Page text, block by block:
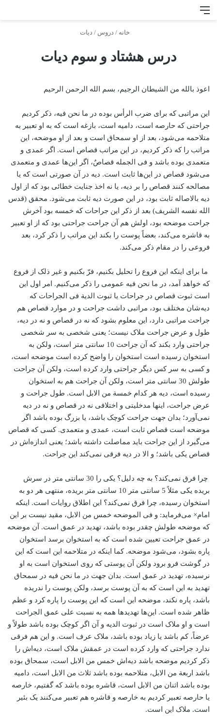
منو
خانه / دروس / دیات
درس هشتاد و سوم دیات
اعوذ بالله من الشیطان الرجیم، بسم الله الرحمن الرحیم
این مراتبی که برای ضرب الرأس بوده در ما نحن فیه، ذکر کردیم
جراحتی که حارصه است، دامیه است، بازغه است که به او تعبیر به
متلاحمه می‌شود، بعد از او سمحاق است و بعد از او موضحه، این
مراتب را که ذکر کردیم، در این مراتب قصاص است. اگر عمدی و
متعمدی بوده باشد و فی الجمله قصاصٌ، اگر این‌ها عمدی و متعمدی
می‌شود قصاص در این‌ها ثابت است. دیه در آن صورتی است که یا
مصالحه کنند قصاص را بر دیه، یا نه اخذ جنایت خطائی بود که از اول
دیه بالاصاله ثابت بود، در این صورت دیه ثابت می‌شود. محقق (قدس
الله نفسه‌ الشریف) بعد از ذکر این جراحات که خمسه بود آخرش
جراحت موضحه بود، اولش هم آن جراحت جراحتی بود که از او تعبیر
به قاشره می‌کند، بعضاً پوست را بکند این مراتب را ذکر کرد، بعد
فروعی را در مقام ذکر می‌کند.
ما برای اینکه این فروع را تحلیل بکنیم، فرّ بکنیم و غیر ذلک از فروع
که خواهد آمد، در ما نحن فیه عمومی را ذکر می‌کنیم. امر اول این
است ثبوت قصاص در جراحات یا ثبوت الدیة فی الجراحات که
دیه‌شان مختلف بود، مراتبی داشت جراحت و در موارد قصاص هم
جراحت مراتبی دارد، این معلوم بشود که نه در قصاص و نه در دیه،
طول و عرض جراحت ملاک نیست؛ یعنی شخصی به سر شخصی
جراحتی وارد بکند که آن جراحت 10 سانتی متر است، ولکن به
استخوان رسیده است استخوان را واضح کرده است موضحه است،
و کسی به سر کس دیگر جراحتی وارد کرده است، ولکن آن جراحت
طولش 30 سانتی متر است، ولکن آن جراحت هم به استخوان
رسیده است، دیه هر کدام خمسة من الابل است. طول جراحت و
عرض جراحت، اینها مدخلیتی و اختلافی نه در قصاص و نه در دیه
نمی‌‌آورد؛ بدان جهت جراحت کوچک باشد، یا بزرگ بوده باشد اگر
موضحه است قصاص ثابت است، عمدی و متعمدی. کسی که قصاص
می‌گیرد از این جراحت باید مماصلت داشته باشد؛ یعنی اندازه‌اش در
قصاص یکی باشد؛ و الا در دیه فرقی نمی‌کند این جراحت.
چرا فرق نمی‌کند؟ به چه دلیل؟ یکی را 30 سانتی متر در سرش
بریده یکی مثلاً 5 سانتی متر 10 سانتی متر بریده، منتهی هر دو به
استخوان رسیده، چرا فرق نمی‌کند؟ این اطلاق روایات است. اینکه
امام× می‌فرماید: و فی الموضحه خمس من الابل، مقید نیست بر این
که موضحه طولش چقدر بوده باشد، تهدید در عمق است. آن موضحه
در عمق جراحت تعیین شده است که به استخوان برسد استخوان
پاره بشود، می‌شود موضحه. کما اینکه در متلاحمه این است که این
در گوشت فرو برود ولکن آن پوستی که روی استخوان است به او
نرسیده، تهدید در عمق است. بدان جهت در ما نحن فیه در سمحاق
تهدید به این است که به آن پوست برسد، ولکن پوست را ندریده
باشد، پاره نکند، موضحه این است که این پوست را پاره کرد و عظم
ظاهر شده است. این‌ها تهدیدها همه به نسبت علی عمق الجراحت
است و او ملاک است در ثبوت الدیه و آن اگر کوچک بوده باشد طولاً و
عرضاً، کم باشد یا زیاد بوده باشد، ملاک عرف است. و این هم فرقی
ندارد جراحتی که وارد کرده است در عمقش ملاک است، دیه‌اش را
ذکر کردیم موضحه باشد دیه‌اش خمس من الابل است، سمحاق بوده
باشد اربعة من الابل، متلاحمه بوده باشد ثلاث من الابل است، دامیه
بوده باشد اثنان من الابل است، قاشره بوده باشد که گفتیم، خارصه
یا حارصه تعبیر کردیم به خارصه و قاشره هم تعبیر می‌کنند یک بئیر
است. ملاک این است.